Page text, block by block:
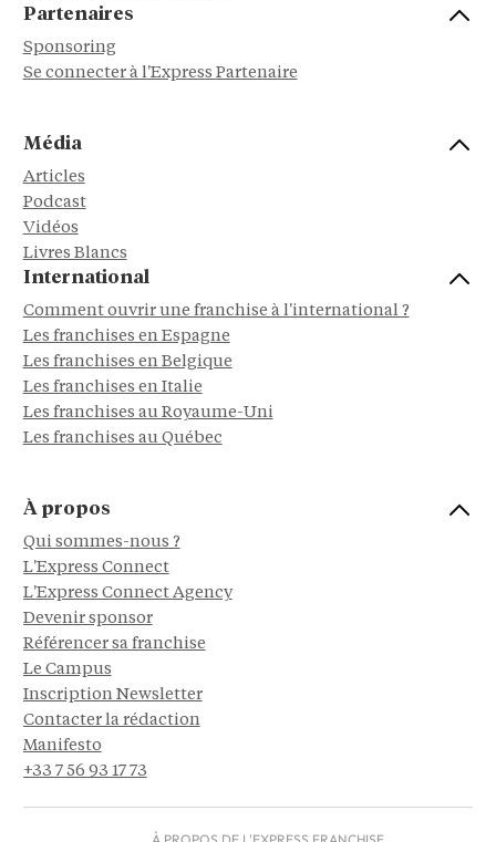
Partenaires
Sponsoring
Se connecter à l'Express Partenaire
Média
Articles
Podcast
Vidéos
Livres Blancs
International
Comment ouvrir une franchise à l'international ?
Les franchises en Espagne
Les franchises en Belgique
Les franchises en Italie
Les franchises au Royaume-Uni
Les franchises au Québec
À propos
Qui sommes-nous ?
L'Express Connect
L'Express Connect Agency
Devenir sponsor
Référencer sa franchise
Le Campus
Inscription Newsletter
Contacter la rédaction
Manifesto
+33 7 56 93 17 73